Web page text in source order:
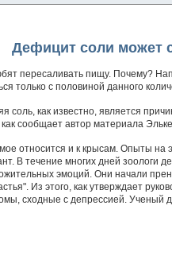
Дефицит соли может
пересаливать пищу. Почему?
только с половиной данного
соль, как известно, является
как сообщает автор материала
относится и к крысам. Опыты на
В течение многих дней
эмоций. Они начали
Из этого, как утверждает
сходные с депрессией. Ученый